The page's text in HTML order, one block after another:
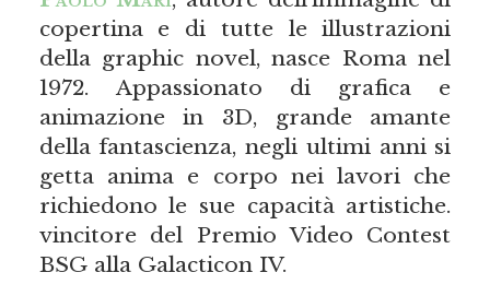
copertina e di tutte le illustrazioni
della graphic novel, nasce Roma nel
1972. Appassionato di grafica e
animazione in 3D, grande amante
della fantascienza, negli ultimi anni si
getta anima e corpo nei lavori che
richiedono le sue capacità artistiche.
vincitore del Premio Video Contest
BSG alla Galacticon IV.